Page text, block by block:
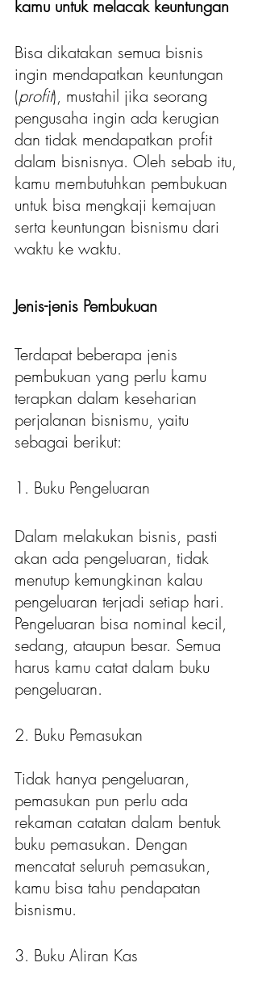
kamu untuk melacak keuntungan
Bisa dikatakan semua bisnis
ingin mendapatkan keuntungan
(profit), mustahil jika seorang
pengusaha ingin ada kerugian
dan tidak mendapatkan profit
dalam bisnisnya. Oleh sebab itu,
kamu membutuhkan pembukuan
untuk bisa mengkaji kemajuan
serta keuntungan bisnismu dari
waktu ke waktu.
Jenis-jenis Pembukuan
Terdapat beberapa jenis
pembukuan yang perlu kamu
terapkan dalam keseharian
perjalanan bisnismu, yaitu
sebagai berikut:
1. Buku Pengeluaran
Dalam melakukan bisnis, pasti
akan ada pengeluaran, tidak
menutup kemungkinan kalau
pengeluaran terjadi setiap hari.
Pengeluaran bisa nominal kecil,
sedang, ataupun besar. Semua
harus kamu catat dalam buku
pengeluaran.
2. Buku Pemasukan
Tidak hanya pengeluaran,
pemasukan pun perlu ada
rekaman catatan dalam bentuk
buku pemasukan. Dengan
mencatat seluruh pemasukan,
kamu bisa tahu pendapatan
bisnismu.
3. Buku Aliran Kas